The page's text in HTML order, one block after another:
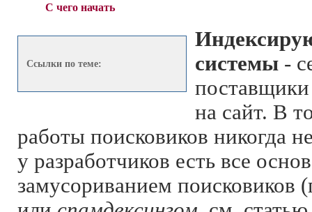
С чего начать
Ссылки по теме:
системы-
на сайт. В
работы поисковиков никогда
у разработчиков есть все
замусориванием поисковиков